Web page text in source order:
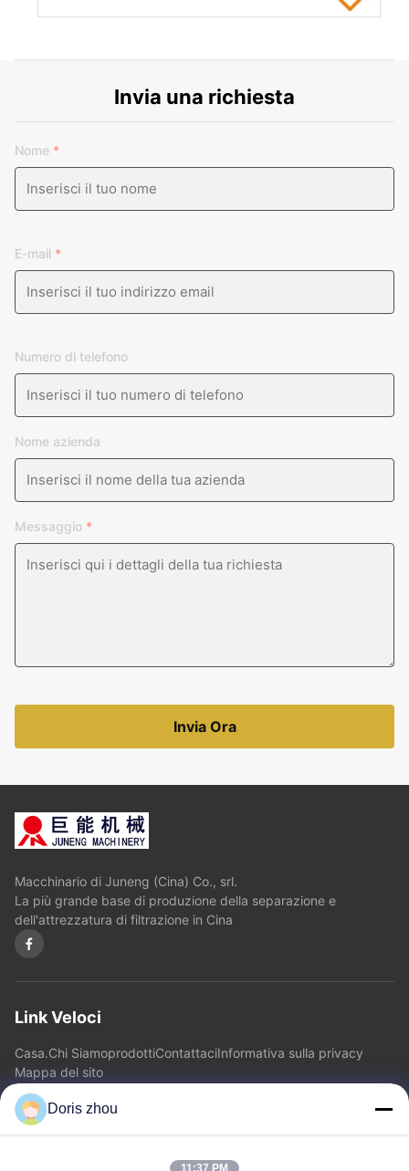
Invia una richiesta
Nome *
E-mail *
Numero di telefono
Nome azienda
Messaggio *
Invia Ora
Macchinario di Juneng (Cina) Co., srl.
La più grande base di produzione della separazione e
dell'attrezzatura di filtrazione in Cina
Link Veloci
Casa.Chi SiamoprodottiContattaciInformativa sulla privacy
Mappa del sito
Contattaci
Doris zhou
11:37 PM